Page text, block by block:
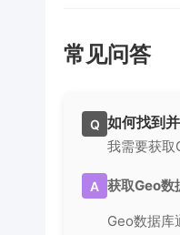
常见问答
Q 如何找到
我需要获取
A 获取Geo数
Geo数据库